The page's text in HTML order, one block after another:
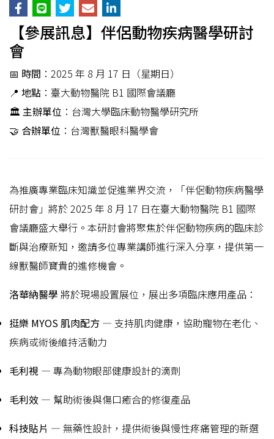
【參展訊息】伴侶動物疾病醫學研討
會
📅 時間 ：2025 年 8 月 17 日（星期日）
📍 地點 ：臺大動物醫院 B1 國際會議廳
🏛 主辦單位 ：台灣大學臨床動物醫學研究所
🤝 合辦單位 ：台灣獸醫眼科醫學會
為推廣專業臨床知識並促進業界交流，「伴侶動物疾病醫學
研討會」將於 2025 年 8 月 17 日在臺大動物醫院 B1 國際
會議廳盛大舉行。本研討會將聚焦於伴侶動物疾病的臨床診
斷與治療新知，邀請多位專業講師進行深入分享，提供第一
線獸醫師寶貴的進修機會。
洛華納醫學 將於現場設置展位，展出多項臨床應用產品：
挺樂 MYOS 肌肉配方 — 支持肌肉健康，協助寵物在老化、
疾病或術後維持活動力
毛利視 — 專為動物眼部健康設計的滴劑
毛利效 — 幫助術後與傷口癒合的修復產品
科技貼片 — 無藥性設計，提供術後與慢性疼痛管理的新選